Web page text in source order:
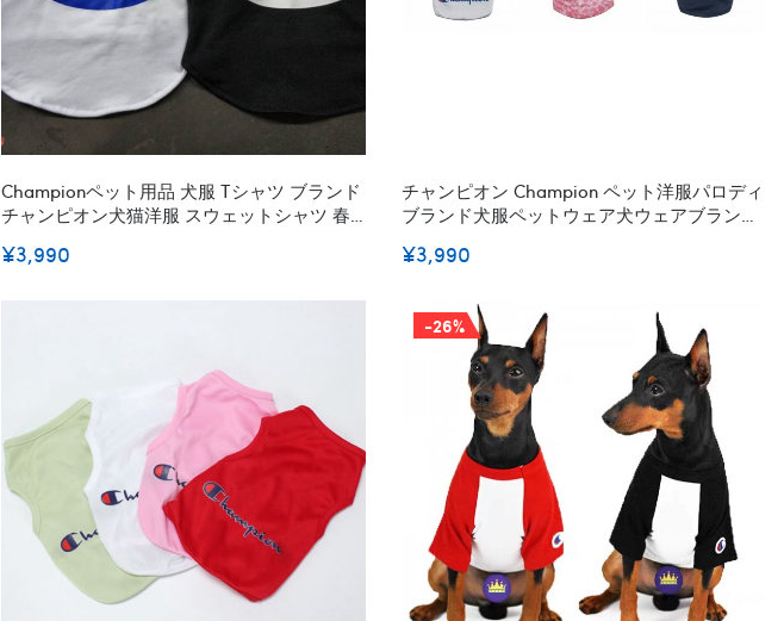
Championペット用品 犬服 Tシャツ ブランド
チャンピオン犬猫洋服 スウェットシャツ 春
高い ワンちゃん 服 Dog ドッグ用品 かわいい
¥3,990
チャンピオン Champion ペット洋服パロディ
ブランド犬服ペットウェア犬ウェアブランド
¥3,990
-26%